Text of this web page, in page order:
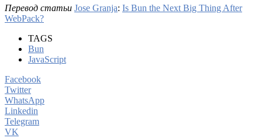
Перевод статьи Jose Granja: Is Bun the Next Big Thing After
WebPack?
TAGS
Bun
JavaScript
Facebook
Twitter
WhatsApp
Linkedin
Telegram
VK